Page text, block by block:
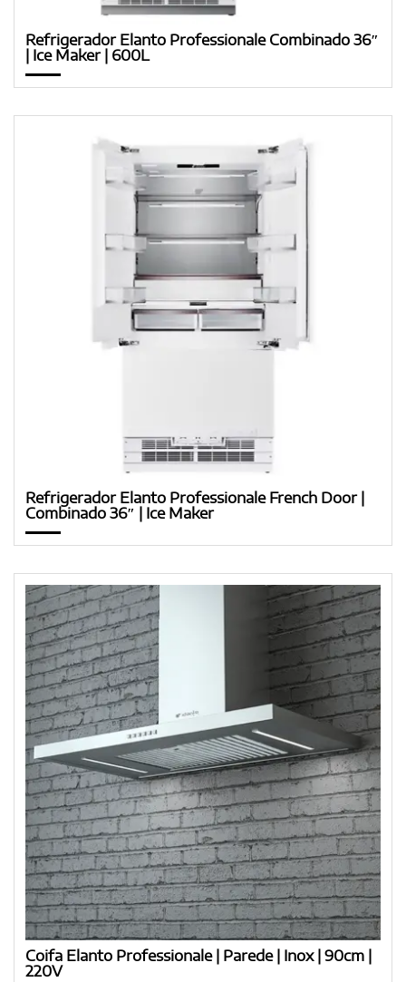
Refrigerador Elanto Professionale Combinado 36″
| Ice Maker | 600L
Refrigerador Elanto Professionale French Door |
Combinado 36″ | Ice Maker
Coifa Elanto Professionale | Parede | Inox | 90cm |
220V